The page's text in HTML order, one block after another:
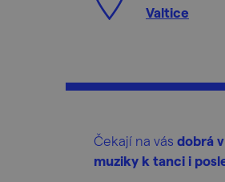
Valtice
Čekají na vás dobrá
muziky k tanci i